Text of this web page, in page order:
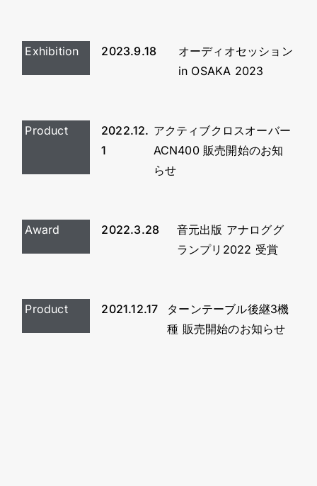
Exhibition 2023.9.18
オーディオセッション
in OSAKA 2023
Product
2022.12.
1
アクティブクロスオーバー
ACN400 販売開始のお知
らせ
Award 2022.3.28
音元出版 アナロググ
ランプリ2022 受賞
Product 2021.12.17
ターンテーブル後継3機
種 販売開始のお知らせ